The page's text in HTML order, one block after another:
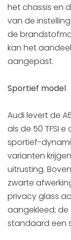
het chassis en
van de
de
kan het
aangepast.
Sportief model
Audi levert de
als de 50 TFSI
sportief-
varianten
uitrusting.
zwarte
privacy glass
aangekleed; de
standaard een